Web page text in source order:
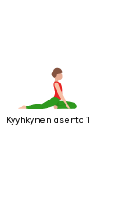
Kyyhkynen asento 1